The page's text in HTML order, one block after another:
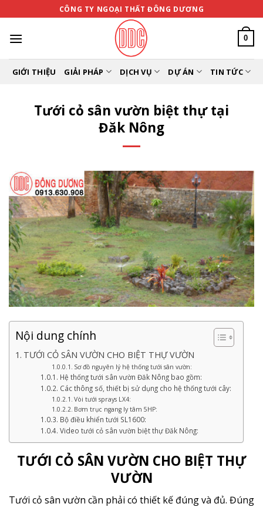
qua
nội
CÔNG TY NGOẠI THẤT ĐÔNG DƯƠNG
0
GIỚI THIỆU GIẢI PHÁP DỊCH VỤ DỰ ÁN TIN TỨC
Tưới cỏ sân vườn biệt thự tại
Đăk Nông
Nội dung chính
TƯỚI CỎ SÂN VƯỜN CHO BIỆT THỰ VƯỜN
Sơ đồ nguyên lý hệ thống tưới sân vườn:
Hệ thống tưới sân vườn Đăk Nông bao gồm:
Các thông số, thiết bị sử dụng cho hệ thống tưới cây:
Vòi tưới sprays LX4:
Bơm trục ngang ly tâm 5HP:
Bộ điều khiển tưới SL1600:
Video tưới cỏ sân vườn biệt thự Đăk Nông:
TƯỚI CỎ SÂN VƯỜN CHO BIỆT THỰ
VƯỜN
Tưới cỏ sân vườn cần phải có thiết kế đúng và đủ. Đúng